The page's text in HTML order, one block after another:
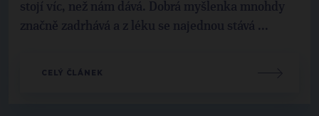
stojí víc, než nám dává. Dobrá myšlenka mnohdy
značně zadrhává a z léku se najednou stává ...
CELÝ ČLÁNEK